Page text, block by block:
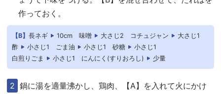
作っておく。
【B】 長ネギ 10cm 味噌 大さじ2 コチュジャン
大さじ1
酢
小さじ1 ごま油 小さじ1 砂糖
小さじ1
白煎りごま
小さじ1 にんにく(すりおろし) 少量
鍋に湯を適量沸かし、鶏肉、【A】を入れて火にかけ